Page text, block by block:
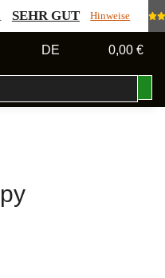
SEHR GUT Hinweise
DE 0,00 €